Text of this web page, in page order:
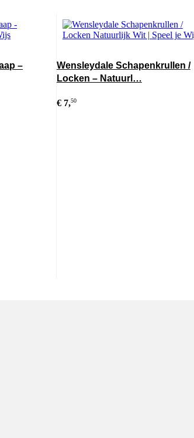
–
Wensleydale Schapenkrullen /
Locken – Natuurl…
€7,50